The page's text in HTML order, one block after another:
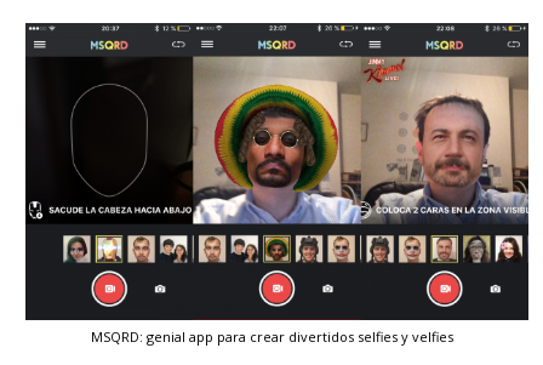
MSQRD: genial app para crear divertidos selfies y velfies